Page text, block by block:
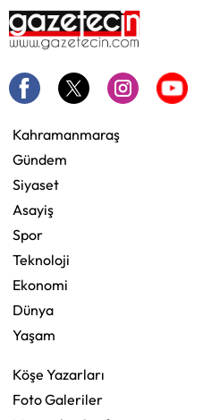
Kahramanmaraş
Gündem
Siyaset
Asayiş
Spor
Teknoloji
Ekonomi
Dünya
Yaşam
Köşe Yazarları
Foto Galeriler